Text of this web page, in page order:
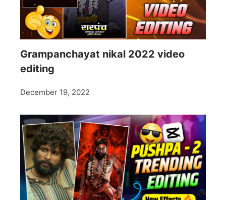
Grampanchayat nikal 2022 video
editing
December 19, 2022